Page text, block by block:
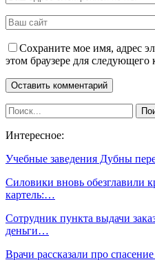
Сохраните мое имя, адрес
этом браузере для следующего
Интересное:
Учебные заведения Дубны
Силовики вновь обезглавили
картель:…
Сотрудник пункта выдачи
деньги…
Врачи рассказали про